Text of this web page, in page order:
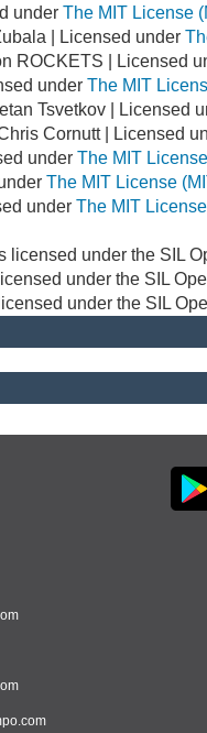
underThe MIT License
| Licensed under
ROCKETS | Licensed
underThe MIT
Tsvetkov | Licensed
Cornutt | Licensed
underThe MIT
The MIT License
underThe MIT
licensed under the SIL
under the SIL
under the SIL